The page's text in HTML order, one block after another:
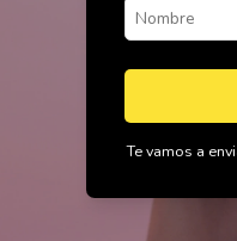
Te vamos a